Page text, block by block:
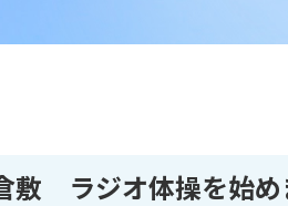
敷 ラジオ体操を始め